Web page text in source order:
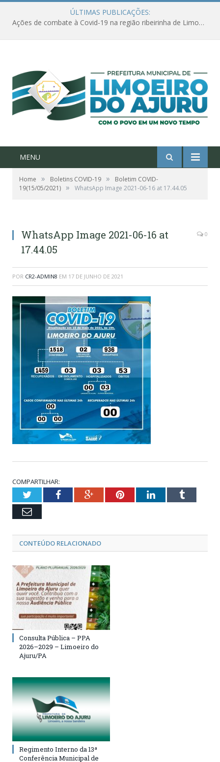
ÚLTIMAS PUBLICAÇÕES:
Ações de combate à Covid-19 na região ribeirinha de Limoeiro do Ajuru continuam
MENU
Home » Boletins COVID-19 »
Boletim COVID-
19(15/05/2021) » WhatsApp Image 2021-06-16 at 17.44.05
WhatsApp Image 2021-06-16 at
17.44.05
0
POR CR2-ADMIN8 EM 17 DE JUNHO DE 2021
COMPARTILHAR:
TwitterFacebookGoogle+PinterestLinkedInTumblr
Email
CONTEÚDO RELACIONADO
Consulta Pública – PPA
2026–2029 – Limoeiro do
Ajuru/PA
Regimento Interno da 13ª
Conferência Municipal de